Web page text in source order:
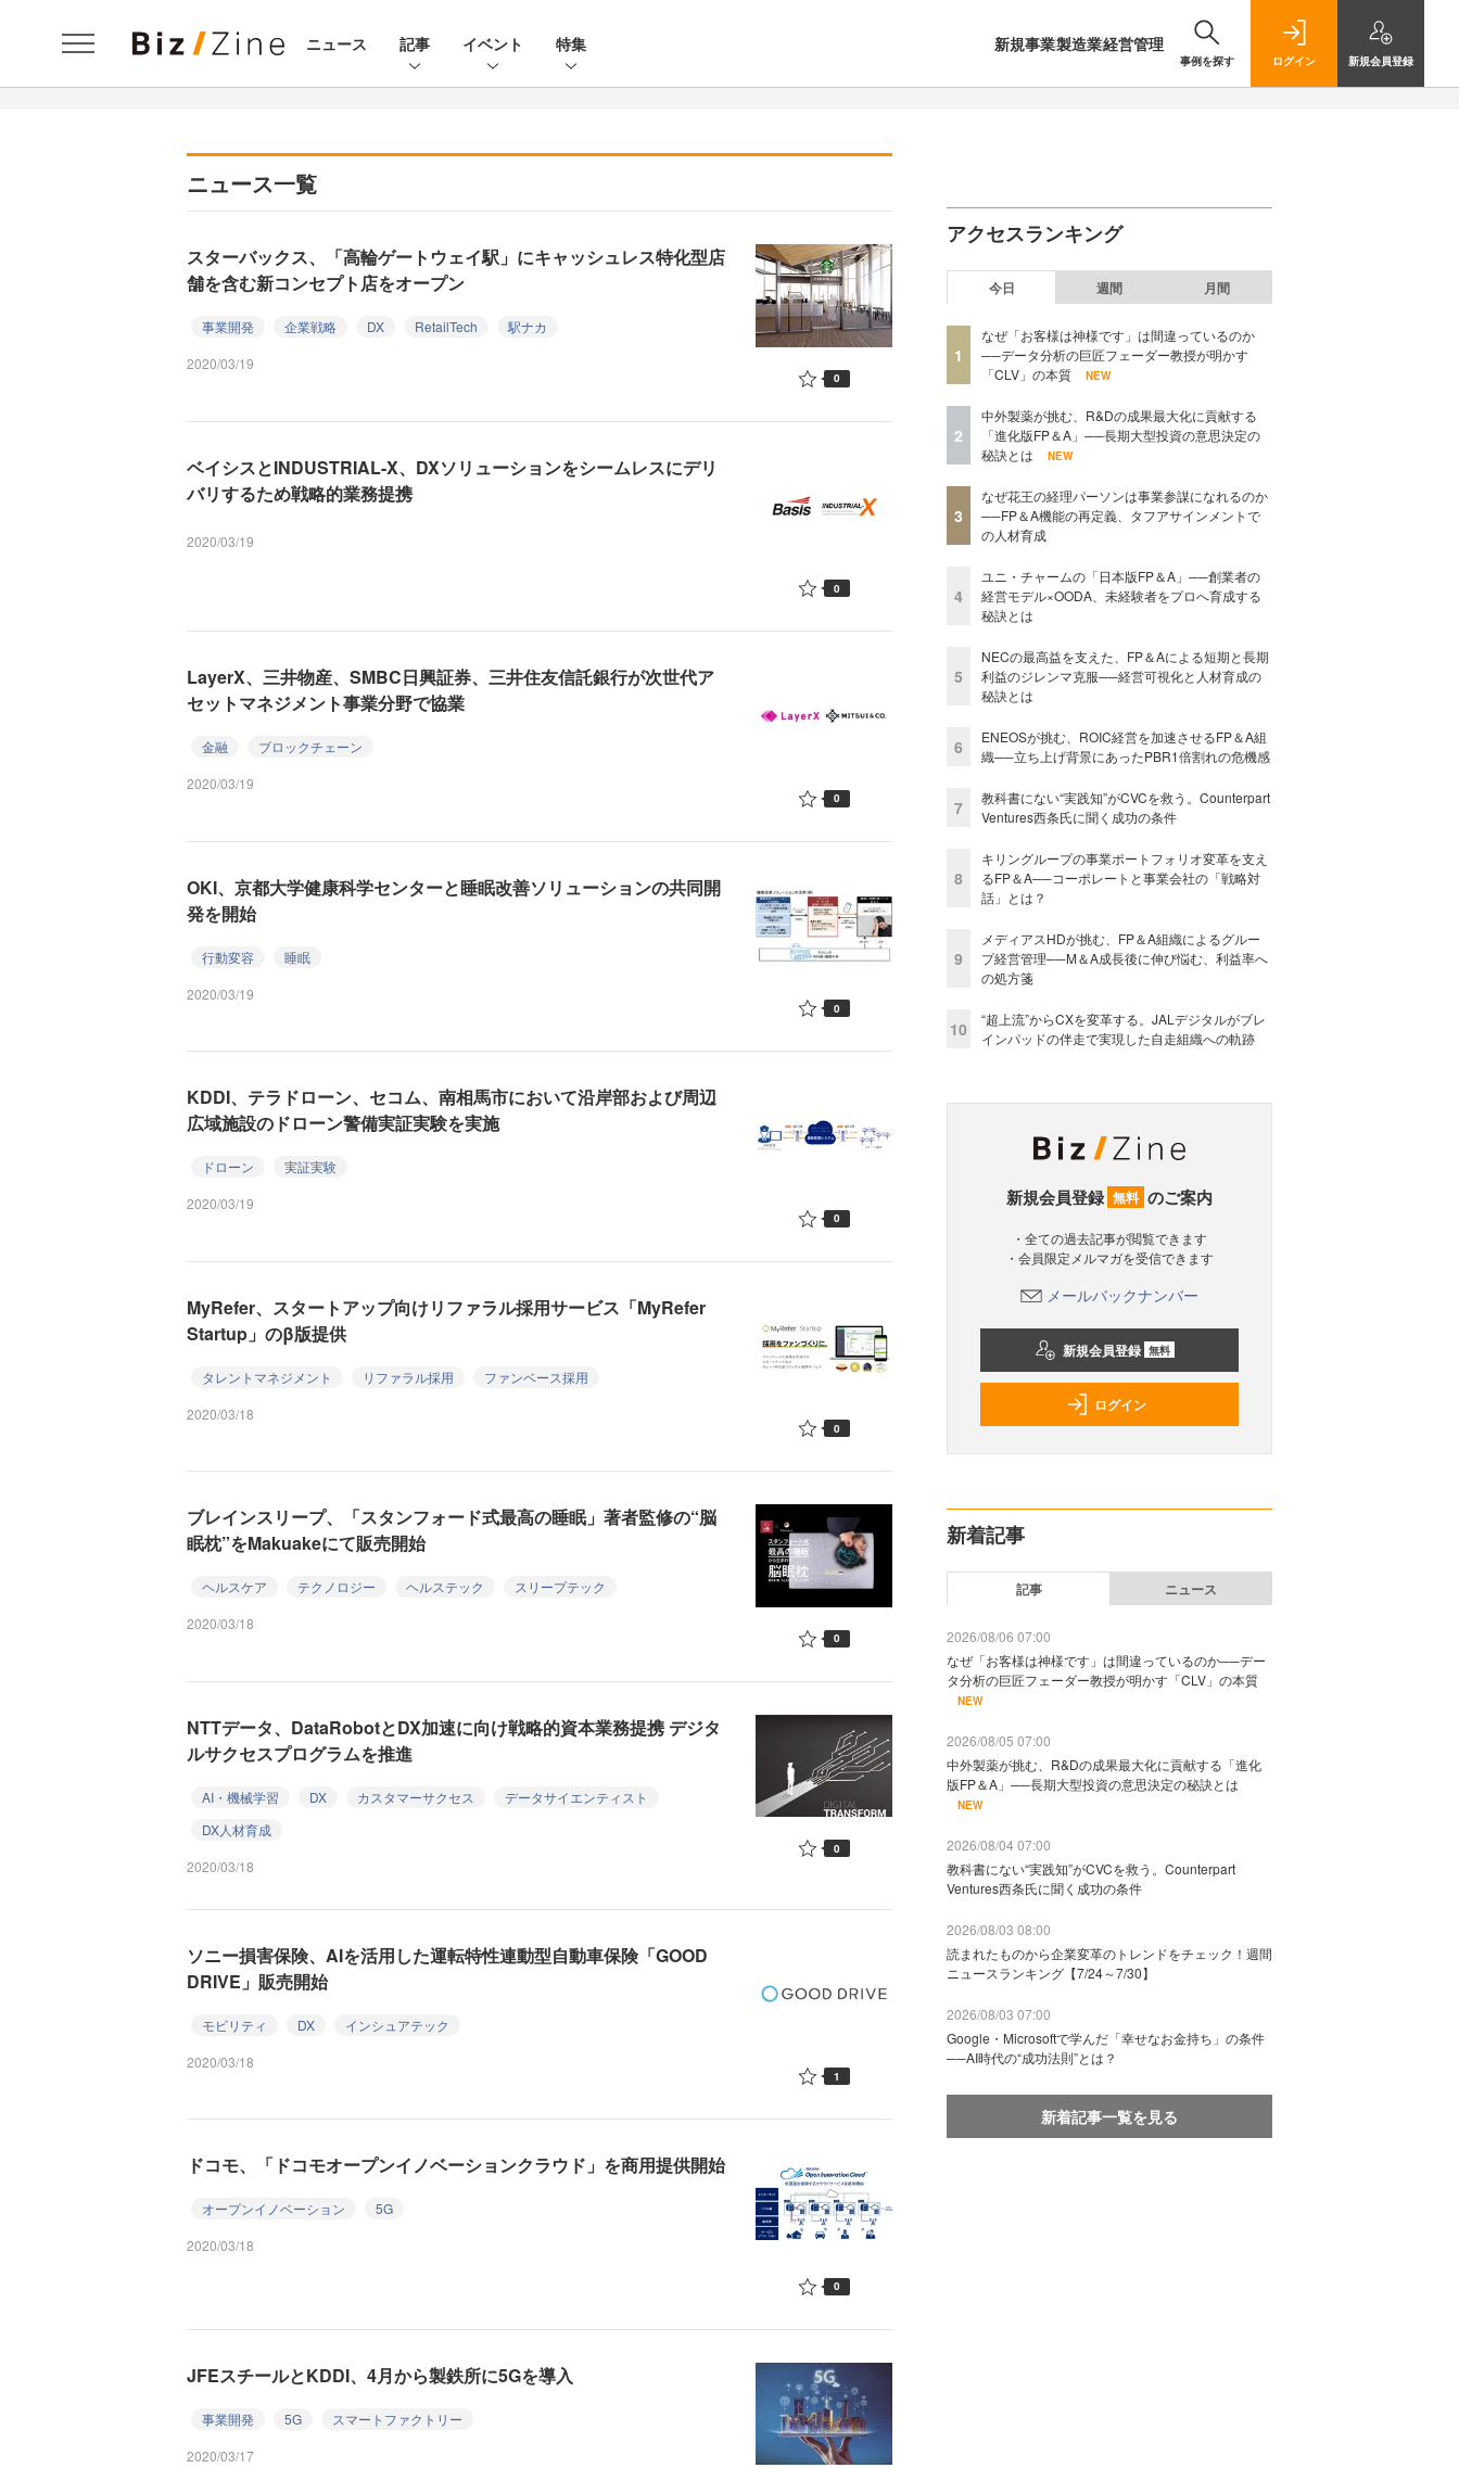
ニュース 記事 イベント 特集 新規事業製造業経営管理
事例を探す ログイン 新規会員登録
ニュース一覧
スターバックス、「高輪ゲートウェイ駅」にキャッシュレス特化型店
舗を含む新コンセプト店をオープン
事業開発 企業戦略 DX RetailTech
駅ナカ
2020/03/19
0
ベイシスとINDUSTRIAL-X、DXソリューションをシームレスにデリ
バリするため戦略的業務提携
2020/03/19
0
LayerX、三井物産、SMBC日興証券、三井住友信託銀行が次世代ア
セットマネジメント事業分野で協業
金融
ブロックチェーン
2020/03/19
0
OKI、京都大学健康科学センターと睡眠改善ソリューションの共同開
発を開始
行動変容
睡眠
2020/03/19
0
KDDI、テラドローン、セコム、南相馬市において沿岸部および周辺
広域施設のドローン警備実証実験を実施
ドローン
実証実験
2020/03/19
0
MyRefer、スタートアップ向けリファラル採用サービス「MyRefer
Startup」のβ版提供
タレントマネジメント リファラル採用
ファンベース採用
2020/03/18
0
ブレインスリープ、「スタンフォード式最高の睡眠」著者監修の“脳
眠枕”をMakuakeにて販売開始
ヘルスケア テクノロジー ヘルステック
スリープテック
2020/03/18
0
NTTデータ、DataRobotとDX加速に向け戦略的資本業務提携 デジタ
ルサクセスプログラムを推進
AI・機械学習 DX カスタマーサクセス
データサイエンティスト
DX人材育成
2020/03/18
0
ソニー損害保険、AIを活用した運転特性連動型自動車保険「GOOD
DRIVE」販売開始
モビリティ DX
インシュアテック
2020/03/18
1
ドコモ、「ドコモオープンイノベーションクラウド」を商用提供開始
オープンイノベーション
5G
2020/03/18
0
JFEスチールとKDDI、4月から製鉄所に5Gを導入
事業開発 5G
スマートファクトリー
2020/03/17
アクセスランキング
今日 週間 月間
1
なぜ「お客様は神様です」は間違っているのか
──データ分析の巨匠フェーダー教授が明かす
「CLV」の本質
NEW
2
中外製薬が挑む、R&Dの成果最大化に貢献する
「進化版FP＆A」──長期大型投資の意思決定の
秘訣とは
NEW
3
なぜ花王の経理パーソンは事業参謀になれるのか
──FP＆A機能の再定義、タフアサインメントで
の人材育成
4
ユニ・チャームの「日本版FP＆A」──創業者の
経営モデル×OODA、未経験者をプロへ育成する
秘訣とは
5
NECの最高益を支えた、FP＆Aによる短期と長期
利益のジレンマ克服──経営可視化と人材育成の
秘訣とは
6
ENEOSが挑む、ROIC経営を加速させるFP＆A組
織──立ち上げ背景にあったPBR1倍割れの危機感
7
教科書にない“実践知”がCVCを救う。Counterpart
Ventures西条氏に聞く成功の条件
8
キリングループの事業ポートフォリオ変革を支え
るFP＆A──コーポレートと事業会社の「戦略対
話」とは？
9
メディアスHDが挑む、FP＆A組織によるグルー
プ経営管理──M＆A成長後に伸び悩む、利益率へ
の処方箋
10
“超上流”からCXを変革する。JALデジタルがブレ
インパッドの伴走で実現した自走組織への軌跡
新規会員登録 無料 のご案内
・全ての過去記事が閲覧できます
・会員限定メルマガを受信できます
メールバックナンバー
新規会員登録 無料
ログイン
新着記事
記事 ニュース
2026/08/06 07:00
なぜ「お客様は神様です」は間違っているのか──デー
タ分析の巨匠フェーダー教授が明かす「CLV」の本質
NEW
2026/08/05 07:00
中外製薬が挑む、R&Dの成果最大化に貢献する「進化
版FP＆A」──長期大型投資の意思決定の秘訣とは
NEW
2026/08/04 07:00
教科書にない“実践知”がCVCを救う。Counterpart
Ventures西条氏に聞く成功の条件
2026/08/03 08:00
読まれたものから企業変革のトレンドをチェック！週間
ニュースランキング【7/24～7/30】
2026/08/03 07:00
Google・Microsoftで学んだ「幸せなお金持ち」の条件
──AI時代の“成功法則”とは？
新着記事一覧を見る